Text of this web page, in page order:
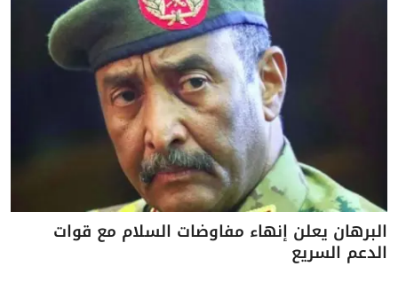
البرهان يعلن إنهاء مفاوضات السلام مع قوات
الدعم السريع